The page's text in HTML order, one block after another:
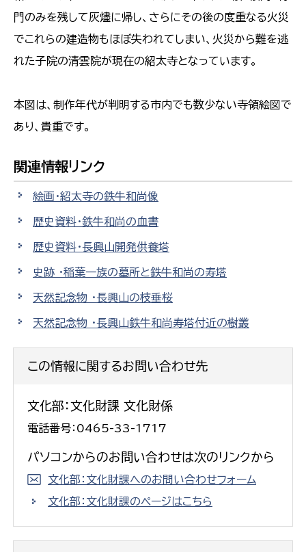
門のみを残して灰燼に帰し、さらにその後の度重なる火災
でこれらの建造物もほぼ失われてしまい、火災から難を逃
れた子院の清雲院が現在の紹太寺となっています。
本図は、制作年代が判明する市内でも数少ない寺領絵図で
あり、貴重です。
関連情報リンク
絵画・紹太寺の鉄牛和尚像
歴史資料・鉄牛和尚の血書
歴史資料・長興山開発供養塔
史跡 ・稲葉一族の墓所と鉄牛和尚の寿塔
天然記念物 ・長興山の枝垂桜
天然記念物 ・長興山鉄牛和尚寿塔付近の樹叢
この情報に関するお問い合わせ先
文化部：文化財課 文化財係
電話番号：0465-33-1717
パソコンからのお問い合わせは次のリンクから
文化部：文化財課へのお問い合わせフォーム
文化部：文化財課のページはこちら